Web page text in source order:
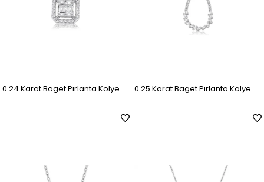
0.24 Karat Baget Pırlanta Kolye 0.25 Karat Baget Pırlanta Kolye